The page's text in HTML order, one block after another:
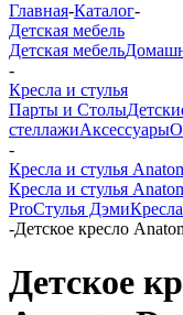
Главная-Каталог-
Детская мебель
Детская мебель
-
Кресла и стулья
Парты и Столы
стеллажиАксессуары
-
Кресла и стулья
Кресла и стулья
ProСтулья Дэми
-Детское кресло
Детское